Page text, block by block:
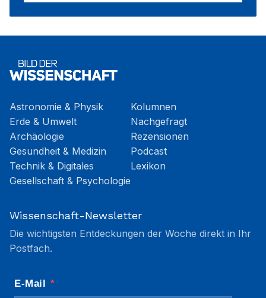
Astronomie & Physik
Erde & Umwelt
Archäologie
Gesundheit & Medizin
Technik & Digitales
Gesellschaft & Psychologie
Kolumnen
Nachgefragt
Rezensionen
Podcast
Lexikon
Wissenschaft-Newsletter
Die wichtigsten Entdeckungen der Woche direkt in Ihr
Postfach.